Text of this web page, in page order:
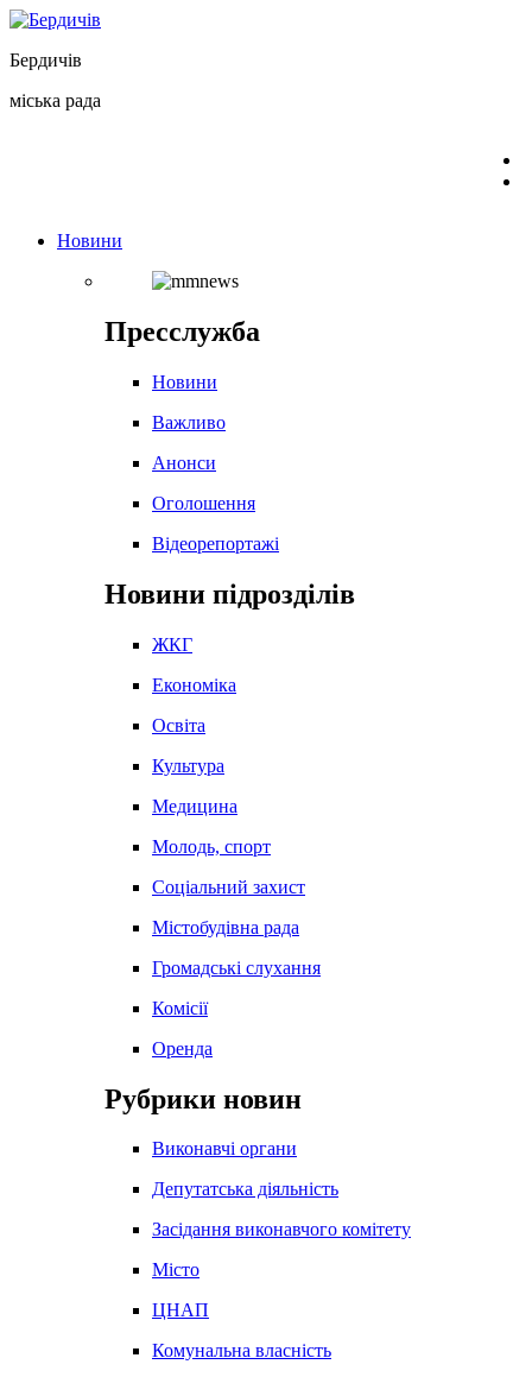
Перейти
вмісту
Бердичів
міська рада
Новини
Пресслужба
Новини
Важливо
Анонси
Оголошення
Відеорепортажі
Новини підрозділів
ЖКГ
Економіка
Освіта
Культура
Медицина
Молодь, спорт
Соціальний захист
Містобудівна рада
Громадські слухання
Комісії
Оренда
Рубрики новин
Виконавчі органи
Депутатська діяльність
Засідання виконавчого комітету
Місто
ЦНАП
Комунальна власність